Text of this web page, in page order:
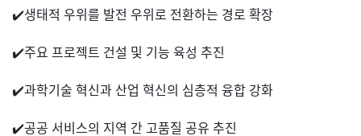
✔️생태적 우위를 발전 우위로 전환하는 경로 확장
✔️주요 프로젝트 건설 및 기능 육성 추진
✔️과학기술 혁신과 산업 혁신의 심층적 융합 강화
✔️공공 서비스의 지역 간 고품질 공유 추진